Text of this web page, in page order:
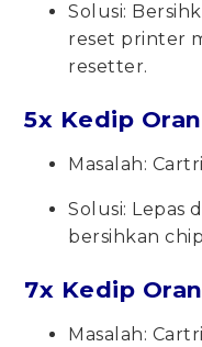
Solusi:
reset printer
resetter.
5x Kedip
Masalah:
Solusi: Lepas
bersihkan
7x Kedip
Masalah: